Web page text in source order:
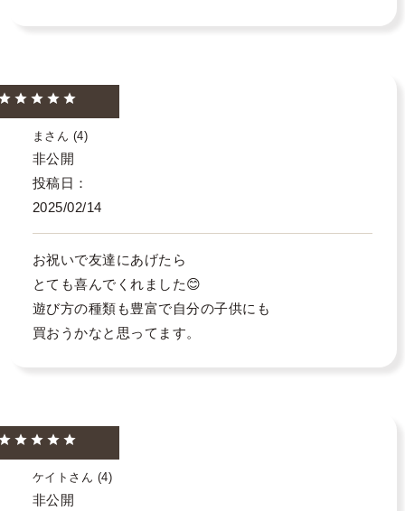
ま 4
非公開
投稿日
2025/02/14
お祝いで友達にあげたら
とても喜んでくれました😊
遊び方の種類も豊富で自分の子供にも
買おうかなと思ってます。
ケイト 4
非公開